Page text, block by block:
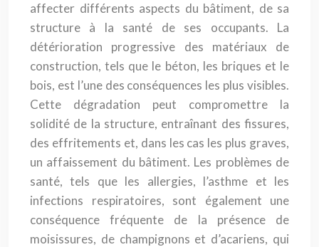
affecter différents aspects du bâtiment, de sa
structure à la santé de ses occupants. La
détérioration progressive des matériaux de
construction, tels que le béton, les briques et le
bois, est l’une des conséquences les plus visibles.
Cette dégradation peut compromettre la
solidité de la structure, entraînant des fissures,
des effritements et, dans les cas les plus graves,
un affaissement du bâtiment. Les problèmes de
santé, tels que les allergies, l’asthme et les
infections respiratoires, sont également une
conséquence fréquente de la présence de
moisissures, de champignons et d’acariens, qui